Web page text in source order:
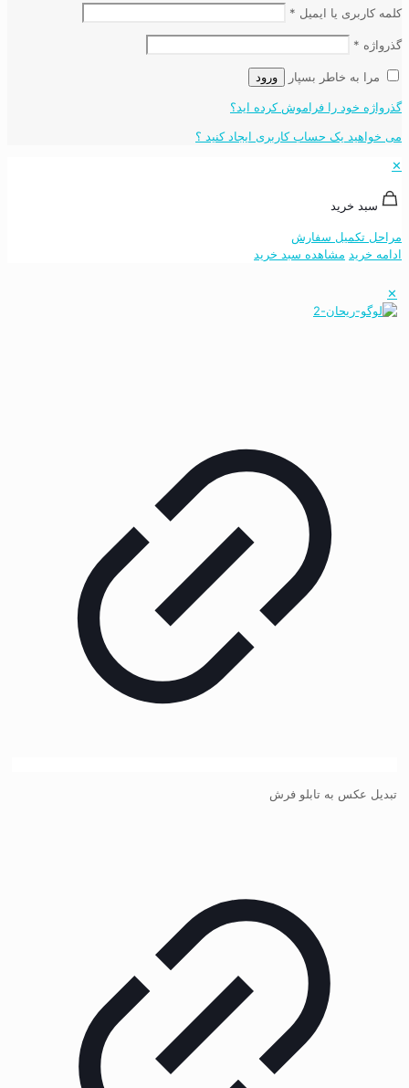
کلمه کاربری یا ایمیل *
گذرواژه *
مرا به خاطر بسپار ورود
گذرواژه خود را فراموش کرده اید؟
می خواهید یک حساب کاربری ایجاد کنید ؟
✕
سبد خرید
مراحل تکمیل سفارش
ادامه خرید مشاهده سبد خرید
✕
تبدیل عکس به تابلو فرش